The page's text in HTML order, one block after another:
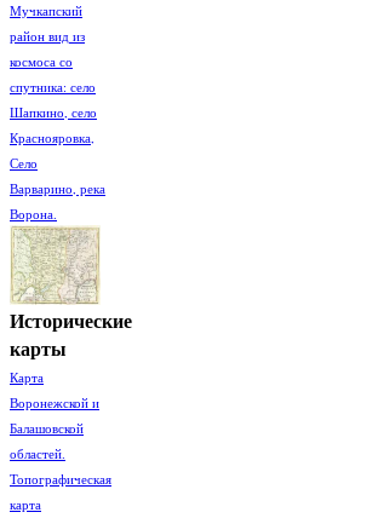
Мучкапский
район вид из
космоса со
спутника: село
Шапкино, село
Краснояровка,
Село
Варварино, река
Ворона.
Исторические
карты
Карта
Воронежской и
Балашовской
областей.
Топографическая
карта